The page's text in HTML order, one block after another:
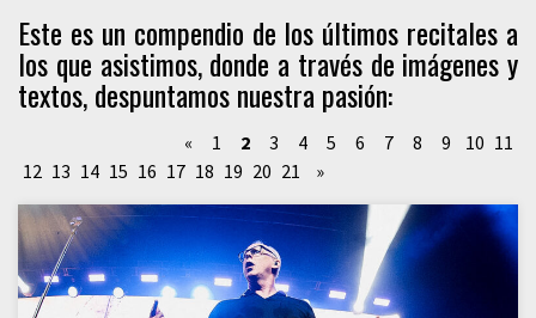
Este es un compendio de los últimos recitales a
los que asistimos, donde a través de imágenes y
textos, despuntamos nuestra pasión:
« 1 2 3 4 5 6 7 8 9 10 11
12 13 14 15 16 17 18 19 20 21 »